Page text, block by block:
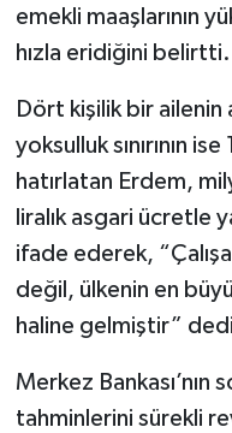
emekli maaşlarının
hızla eridiğini belirtti.
Dört kişilik bir ailenin
yoksulluk sınırının ise
hatırlatan Erdem,
liralık asgari ücretle
ifade ederek,
değil, ülkenin en
haline gelmiştir”
Merkez Bankası’nın
tahminlerini sürekli